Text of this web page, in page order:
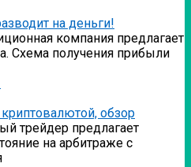
на деньги!
компания предлагает
Схема получения прибыли
обзор
трейдер предлагает
на арбитраже с